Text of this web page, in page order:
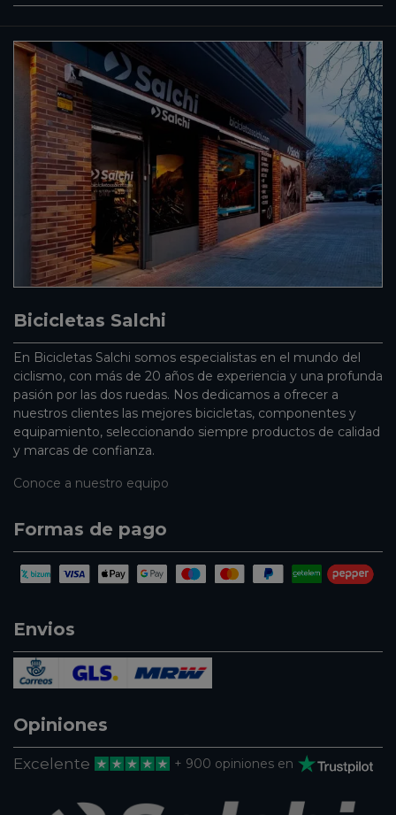
Bicicletas Salchi
En Bicicletas Salchi somos especialistas en el mundo del
ciclismo, con más de 20 años de experiencia y una profunda
pasión por las dos ruedas. Nos dedicamos a ofrecer a
nuestros clientes las mejores bicicletas, componentes y
equipamiento, seleccionando siempre productos de calidad
y marcas de confianza.
Conoce a nuestro equipo
Formas de pago
Envios
Opiniones
Excelente + 900 opiniones en